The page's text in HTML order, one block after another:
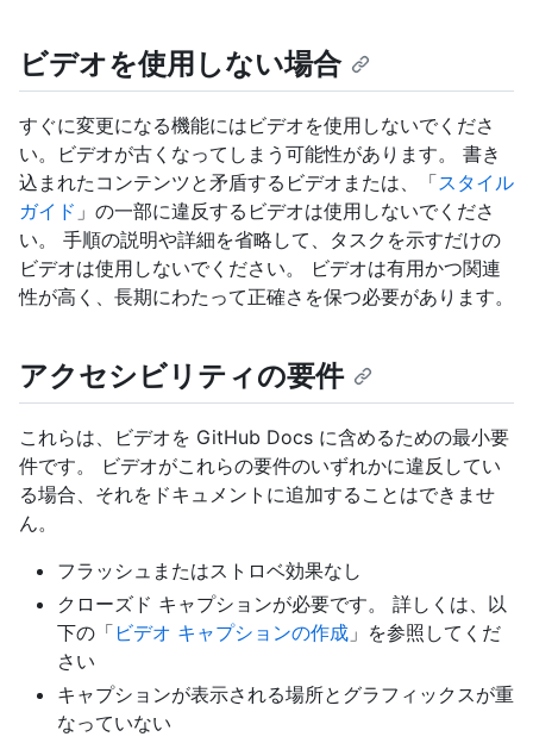
ビデオを使用しない場合
すぐに変更になる機能にはビデオを使用しないでくださ
い。ビデオが古くなってしまう可能性があります。 書き
込まれたコンテンツと矛盾するビデオまたは、「スタイル
ガイド 」の一部に違反するビデオは使用しないでくださ
い。 手順の説明や詳細を省略して、タスクを示すだけの
ビデオは使用しないでください。 ビデオは有用かつ関連
性が高く、長期にわたって正確さを保つ必要があります。
アクセシビリティの要件
これらは、ビデオを GitHub Docs に含めるための最小要
件です。 ビデオがこれらの要件のいずれかに違反してい
る場合、それをドキュメントに追加することはできませ
ん。
フラッシュまたはストロベ効果なし
クローズド キャプションが必要です。 詳しくは、以
下の「 ビデオ キャプションの作成 」を参照してくだ
さい
キャプションが表示される場所とグラフィックスが重
なっていない